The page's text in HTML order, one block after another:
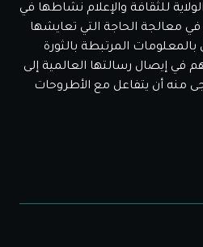
للثقافة والإعلام نشاطها في
لتساهم في معالجة الحاجة التي تعايشها
المرتبطة بالثورة
في إيصال رسالتها العالمية إلى
منه أن يتفاعل مع الأطروحات